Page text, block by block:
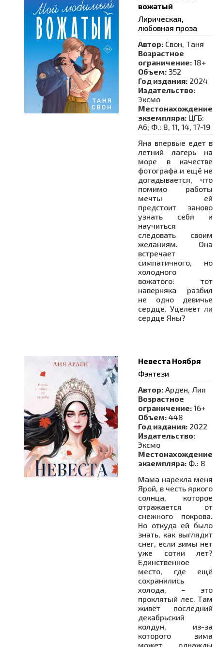
вожатый
Лирическая,
любовная проза
Автор: Свон, Таня
Возрастное
ограничение: 18+
Объем: 352
Год издания: 2024
Издательство:
Эксмо
Местонахождение
экземпляра: ЦГБ:
Аб; Ф.: 8, 11, 14, 17-19
Яна впервые едет в
летний лагерь на
море в качестве
фотографа и ещё не
догадывается, что
помимо работы
мечты ей
предстоит заново
узнать себя и
научиться
следовать своим
желаниям. Она
встречает
симпатичного, но
холодного
вожатого: тот
наверняка разбил
не одно девичье
сердце. Уцелеет ли
сердце Яны?
Невеста Ноября
Фэнтези
Автор: Арден, Лия
Возрастное
ограничение: 16+
Объем: 448
Год издания: 2022
Издательство:
Эксмо
Местонахождение
экземпляра: Ф.: 8
Мама нарекла меня
Ярой, в честь яркого
солнца, которое
отражается от
снежного покрова.
Но откуда ей было
знать, как выглядит
снег, если зимы нет
уже сотни лет?
Единственное
место, где ещё
сохранились
холода, – это
проклятый лес. Там
живёт последний
декабрьский
колдун, из-за
которого зима
может однажды